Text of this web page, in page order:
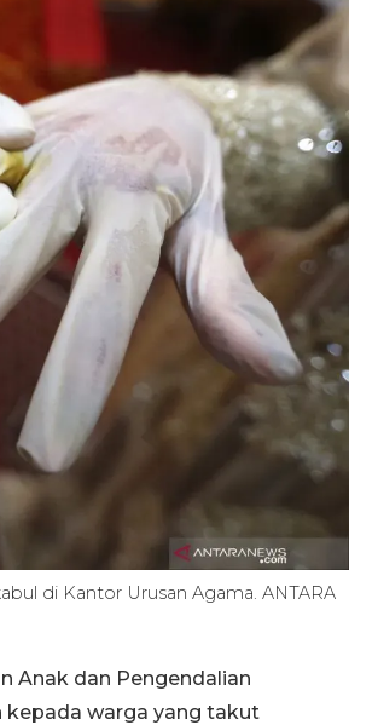
di Kantor Urusan Agama. ANTARA
Anak dan Pengendalian
kepada warga yang takut